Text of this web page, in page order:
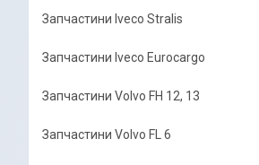
Запчастини Iveco Stralis
Запчастини Iveco Eurocargo
Запчастини Volvo FH 12, 13
Запчастини Volvo FL 6